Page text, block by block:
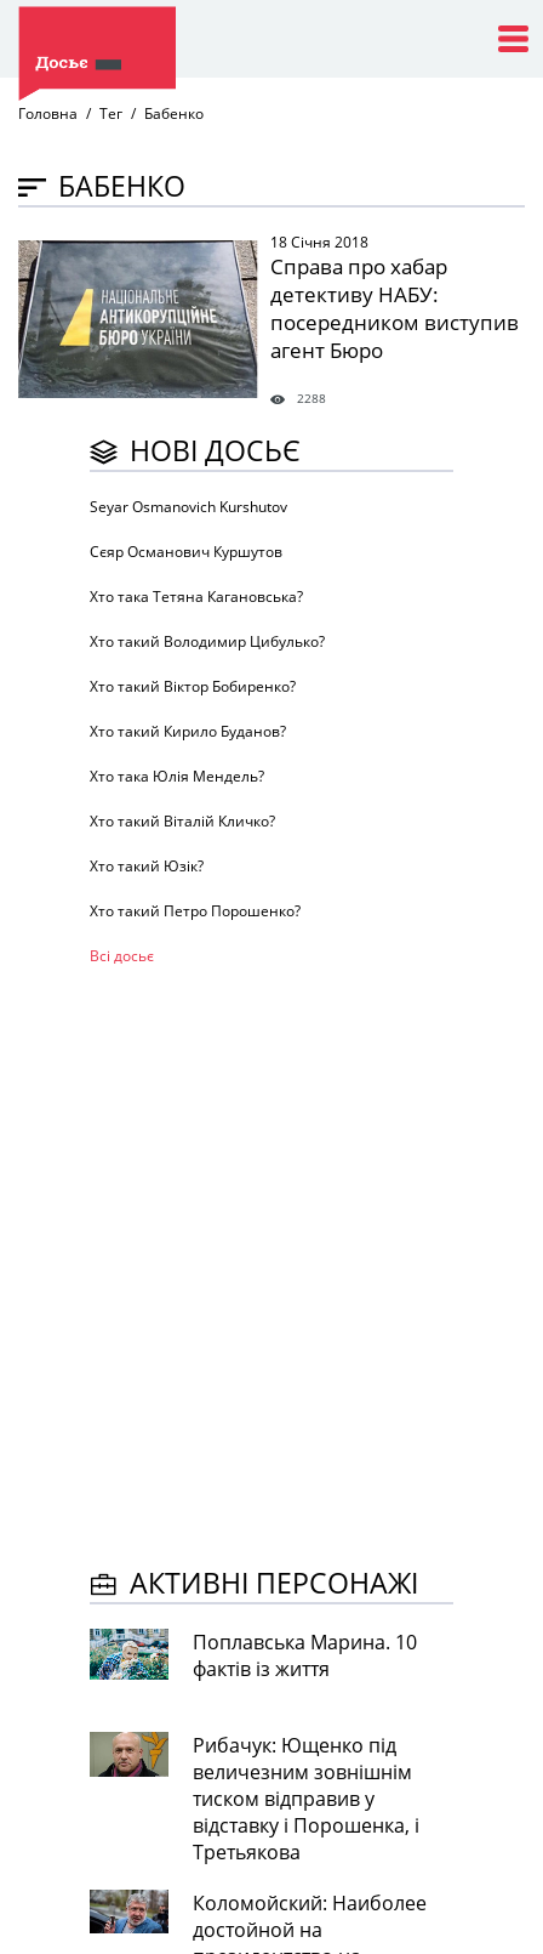
Головна Тег Бабенко
БАБЕНКО
" /> 18 Січня 2018
Справа про хабар
детективу НАБУ:
посередником виступив
агент Бюро
2288
НОВІ ДОСЬЄ
Seyar Osmanovich Kurshutov
Сєяр Османович Куршутов
Хто така Тетяна Кагановська?
Хто такий Володимир Цибулько?
Хто такий Віктор Бобиренко?
Хто такий Кирило Буданов?
Хто така Юлія Мендель?
Хто такий Віталій Кличко?
Хто такий Юзік?
Хто такий Петро Порошенко?
Всі досьє
АКТИВНІ ПЕРСОНАЖІ
Поплавська Марина. 10
фактів із життя
Рибачук: Ющенко під
величезним зовнішнім
тиском відправив у
відставку і Порошенка, і
Третьякова
Коломойский: Наиболее
достойной на